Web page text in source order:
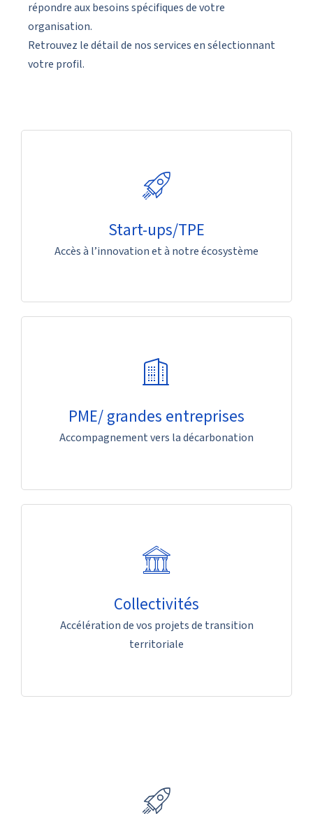
répondre aux besoins spécifiques de votre
organisation.
Retrouvez le détail de nos services en sélectionnant
votre profil.
Start-ups/TPE
Accès à l’innovation et à notre écosystème
PME/ grandes entreprises
Accompagnement vers la décarbonation
Collectivités
Accélération de vos projets de transition
territoriale